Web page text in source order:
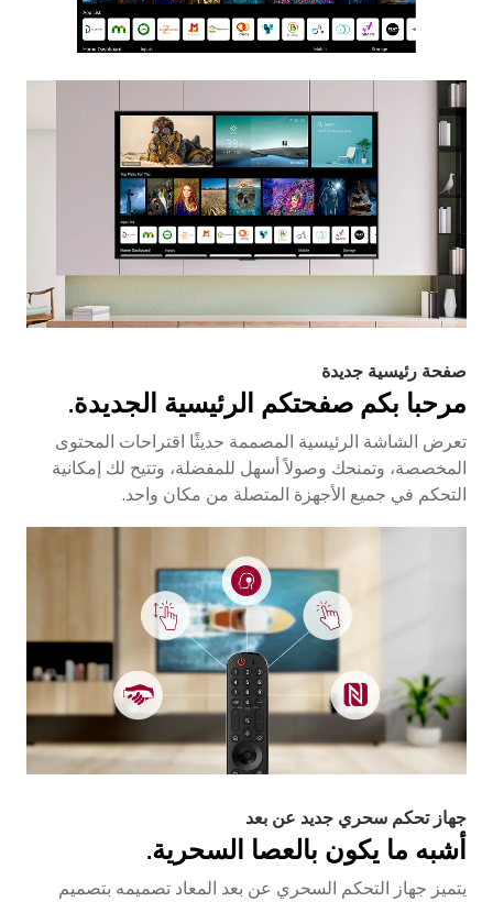
صفحة رئيسية جديدة
مرحبا بكم صفحتكم الرئيسية الجديدة.
تعرض الشاشة الرئيسية المصممة حديثًا اقتراحات المحتوى
المخصصة، وتمنحك وصولاً أسهل للمفضلة، وتتيح لك إمكانية
التحكم في جميع الأجهزة المتصلة من مكان واحد.
جهاز تحكم سحري جديد عن بعد
أشبه ما يكون بالعصا السحرية.
يتميز جهاز التحكم السحري عن بعد المعاد تصميمه بتصميم